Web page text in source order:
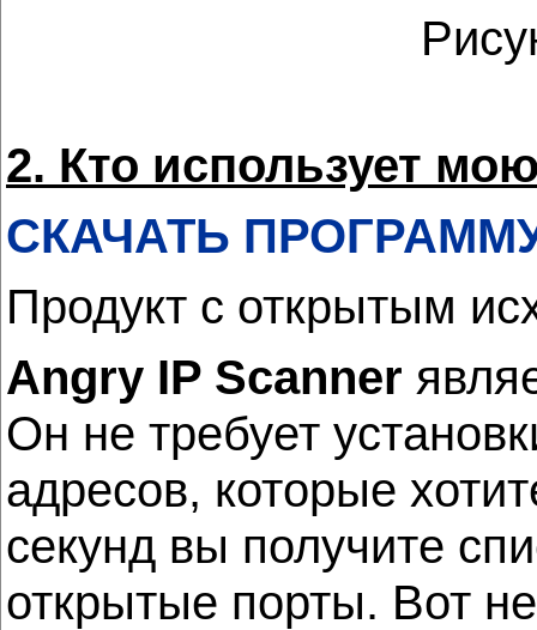
2. Кто использует
СКАЧАТЬ
Продукт с открытым
Angry IP Scanner
Он не требует
адресов, которые
секунд вы получите
открытые порты. Вот